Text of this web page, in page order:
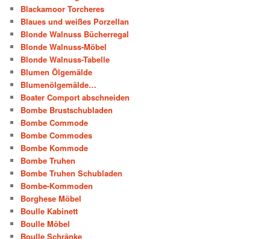
Blackamoor Torcheres
Blaues und weißes Porzellan
Blonde Walnuss Bücherregal
Blonde Walnuss-Möbel
Blonde Walnuss-Tabelle
Blumen Ölgemälde
Blumenölgemälde…
Boater Comport abschneiden
Bombe Brustschubladen
Bombe Commode
Bombe Commodes
Bombe Kommode
Bombe Truhen
Bombe Truhen Schubladen
Bombe-Kommoden
Borghese Möbel
Boulle Kabinett
Boulle Möbel
Boulle Schränke